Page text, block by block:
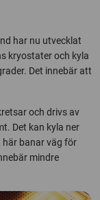
har nu utvecklat
kryostater och kyla
Det innebär att
och drivs av
Det kan kyla ner
här banar väg för
mindre